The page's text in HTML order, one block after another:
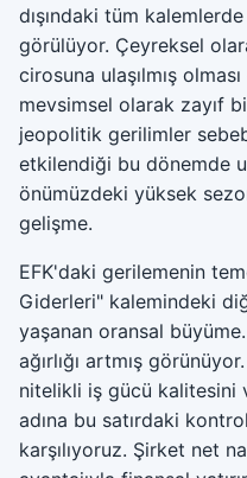
dışındaki tüm
görülüyor. Çeyreksel
cirosuna ulaşılmış
mevsimsel olarak zayıf
jeopolitik gerilimler
etkilendiği bu dönemde
önümüzdeki yüksek
gelişme.
EFK'daki gerilemenin
Giderleri" kalemindeki
yaşanan oransal
ağırlığı artmış
nitelikli iş gücü kalitesini
adına bu satırdaki
karşılıyoruz. Şirket net